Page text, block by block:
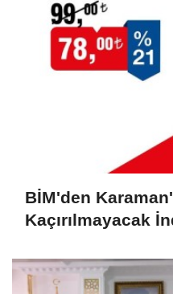
BİM'den
Kaçırılmayacak